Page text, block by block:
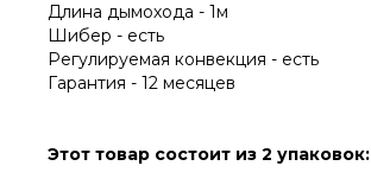
Длина дымохода - 1м
Шибер - есть
Регулируемая конвекция - есть
Гарантия - 12 месяцев
Этот товар состоит из 2 упаковок: